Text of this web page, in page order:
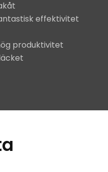
effektivitet
produktivitet